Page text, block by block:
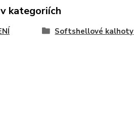
kategoriích
Softshellové kalhoty